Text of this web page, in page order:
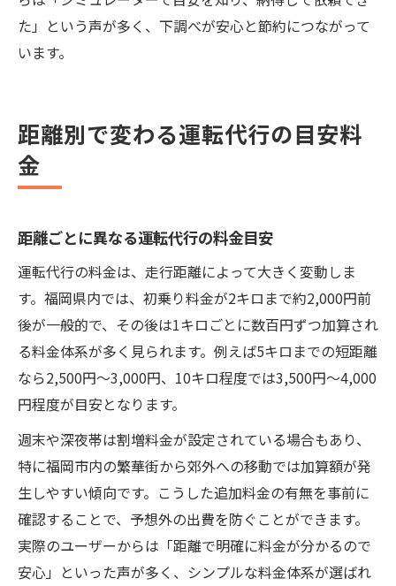
た」という声が多く、下調べが安心と節約につながって
います。
距離別で変わる運転代行の目安料
金
距離ごとに異なる運転代行の料金目安
運転代行の料金は、走行距離によって大きく変動しま
す。福岡県内では、初乗り料金が2キロまで約2,000円前
後が一般的で、その後は1キロごとに数百円ずつ加算され
る料金体系が多く見られます。例えば5キロまでの短距離
なら2,500円〜3,000円、10キロ程度では3,500円〜4,000
円程度が目安となります。
週末や深夜帯は割増料金が設定されている場合もあり、
特に福岡市内の繁華街から郊外への移動では加算額が発
生しやすい傾向です。こうした追加料金の有無を事前に
確認することで、予想外の出費を防ぐことができます。
実際のユーザーからは「距離で明確に料金が分かるので
安心」といった声が多く、シンプルな料金体系が選ばれ